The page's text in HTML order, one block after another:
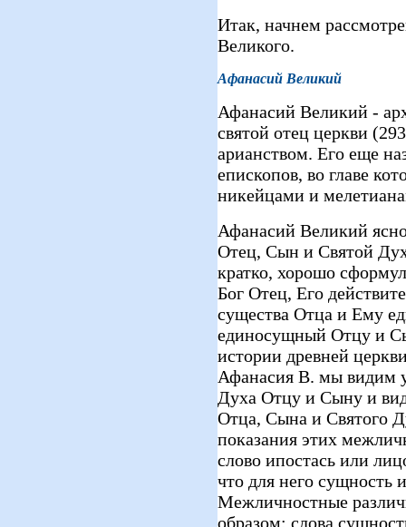
Итак, начнем
Великого.
Афанасий Великий
Афанасий Великий -
святой отец церкви
арианством. Его еще
епископов, во главе
никейцами и
Афанасий Великий
Отец, Сын и Святой
кратко, хорошо
Бог Отец, Его
существа Отца и Ему
единосущный Отцу и
истории древней
Афанасия В. мы видим
Духа Отцу и Сыну и
Отца, Сына и Святого
показания этих
слово ипостась или
что для него сущность
Межличностные
образом: слова